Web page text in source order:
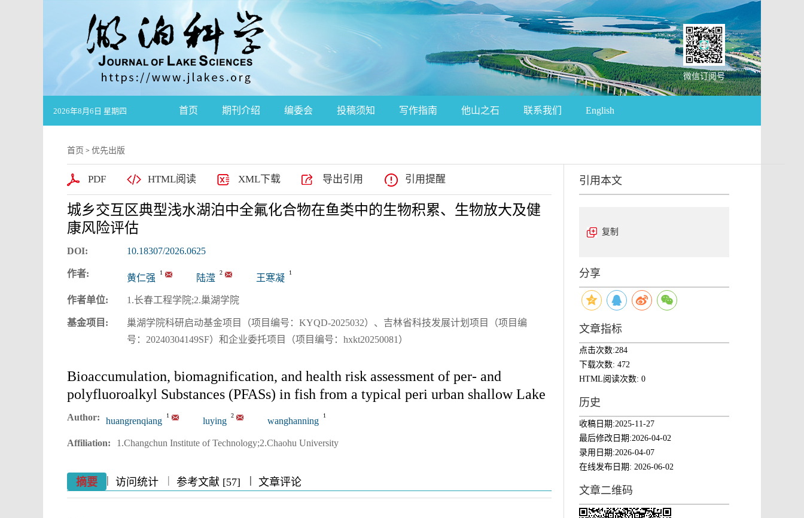
微信订阅号
2026年8月6日 星期四 首页 期刊介绍 编委会 投稿须知 写作指南 他山之石 联系我们 English
首页 > 优先出版
PDF HTML阅读 XML下载 导出引用 引用提醒
城乡交互区典型浅水湖泊中全氟化合物在鱼类中的生物积累、生物放大及健
康风险评估
DOI: 10.18307/2026.0625
作者: 黄仁强
1
陆滢
2
王寒凝
1
作者单位: 1.长春工程学院;2.巢湖学院
基金项目:
巢湖学院科研启动基金项目（项目编号：KYQD-2025032）、吉林省科技发展计划项目（项目编
号：20240304149SF）和企业委托项目（项目编号：hxkt20250081）
Bioaccumulation, biomagnification, and health risk assessment of per- and
polyfluoroalkyl Substances (PFASs) in fish from a typical peri urban shallow Lake
Author: huangrenqiang
1
luying
2
wanghanning
1
Affiliation: 1.Changchun Institute of Technology;2.Chaohu University
摘要 || 访问统计 | 参考文献 [57] |||| 文章评论
引用本文
复制
分享
文章指标
点击次数:284
下载次数: 472
HTML阅读次数: 0
历史
收稿日期:2025-11-27
最后修改日期:2026-04-02
录用日期:2026-04-07
在线发布日期: 2026-06-02
文章二维码